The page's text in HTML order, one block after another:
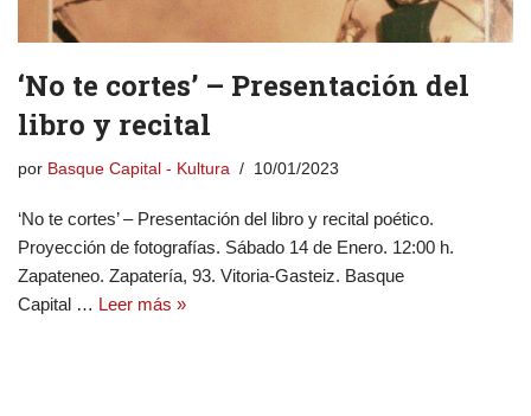
‘No te cortes’ – Presentación del
libro y recital
por Basque Capital - Kultura 10/01/2023
‘No te cortes’ – Presentación del libro y recital poético.
Proyección de fotografías. Sábado 14 de Enero. 12:00 h.
Zapateneo. Zapatería, 93. Vitoria-Gasteiz. Basque
Capital … Leer más »